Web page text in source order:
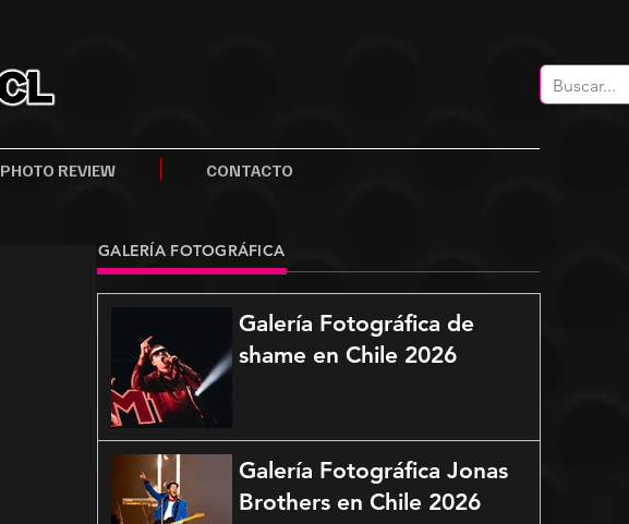
PHOTO REVIEW CONTACTO
GALERÍA FOTOGRÁFICA
Galería Fotográfica de
shame en Chile 2026
Galería Fotográfica Jonas
Brothers en Chile 2026